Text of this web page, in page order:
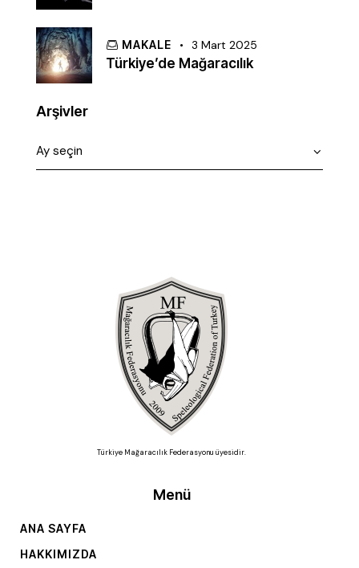
MAKALE 3 Mart 2025
Türkiye’de Mağaracılık
Arşivler
Türkiye Mağaracılık Federasyonu üyesidir.
Menü
ANA SAYFA
HAKKIMIZDA